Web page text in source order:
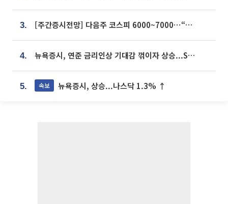
3. [주간증시전망] 다음주 코스피 6000~7000⋯“外人 수급은 정책이 변수”
4. 뉴욕증시, 연준 금리인상 기대감 꺾이자 상승...S&P500 사상 최고치 [종합]
5. 속보 뉴욕증시, 상승...나스닥 1.3% ↑